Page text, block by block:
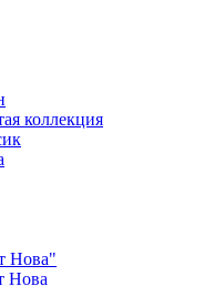
коллекция
Нова"
Нова